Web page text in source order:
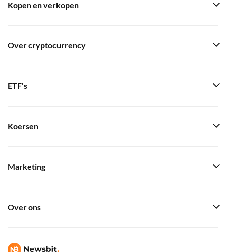
Kopen en verkopen
Over cryptocurrency
ETF's
Koersen
Marketing
Over ons